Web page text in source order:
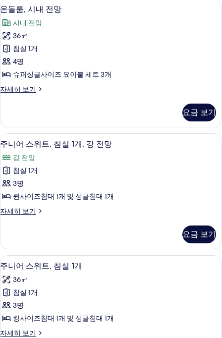
망
사
진
모
두
보
기
룸,
내
전
망
자
세
히
보
기
온
돌
룸,
시
내
전
사
모
두
보
기
온돌룸, 시내 전망 | 방음 설비, WiFi, 침
8
온돌룸, 시내 전망
시내 전망
36㎡
침실 1개
4명
슈퍼싱글사이즈 요이불 세트 3개
자세히 보기
온
내
전
망
자
세
히
보
기
요금 보기
주
니
어
스
위
침
1
개,
강
전
망
사
진
모
8
주니어 스위트, 침실 1개, 강 전망
강 전망
침실 1개
3명
퀸사이즈침대 1개 및 싱글침대 1개
자세히 보기
주
위
트,
침
실
개,
강
전
망
세
요금 보기
주
니
어
스
위
7
주니어 스위트, 침실 1개
36㎡
침실 1개
3명
킹사이즈침대 1개 및 싱글침대 1개
자세히 보기
주